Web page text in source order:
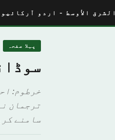
الشرق الأوسط - اردو آرکائیو
پہلا صفحہ
خرطوم:
ترجمان
سامنے